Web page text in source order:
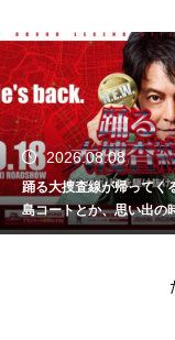
2026.08.08
踊る大捜査線が帰ってく
島コートとか、思い出の
か。